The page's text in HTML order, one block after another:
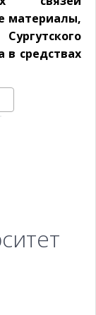
материалы,
в средствах